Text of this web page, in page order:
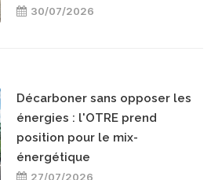
30/07/2026
Décarboner sans opposer les
énergies : l'OTRE prend
position pour le mix-
énergétique
27/07/2026